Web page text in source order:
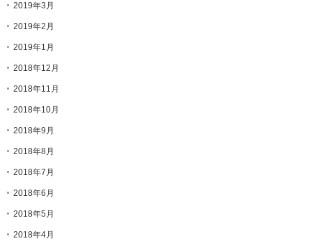
2019年3月
2019年2月
2019年1月
2018年12月
2018年11月
2018年10月
2018年9月
2018年8月
2018年7月
2018年6月
2018年5月
2018年4月